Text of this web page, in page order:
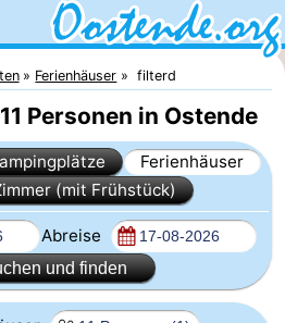
Ferienhäuser filterd
Personen in Ostende
Ferienhäuser
(mit Frühstück)
Abreise
und finden